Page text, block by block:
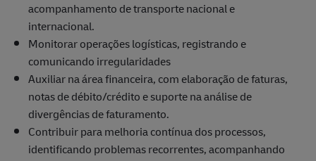
acompanhamento de transporte nacional e
internacional.
Monitorar operações logísticas, registrando e
comunicando irregularidades
Auxiliar na área financeira, com elaboração de faturas,
notas de débito/crédito e suporte na análise de
divergências de faturamento.
Contribuir para melhoria contínua dos processos,
identificando problemas recorrentes, acompanhando